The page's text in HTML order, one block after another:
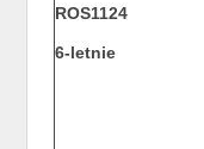
ROS1124
6-letnie